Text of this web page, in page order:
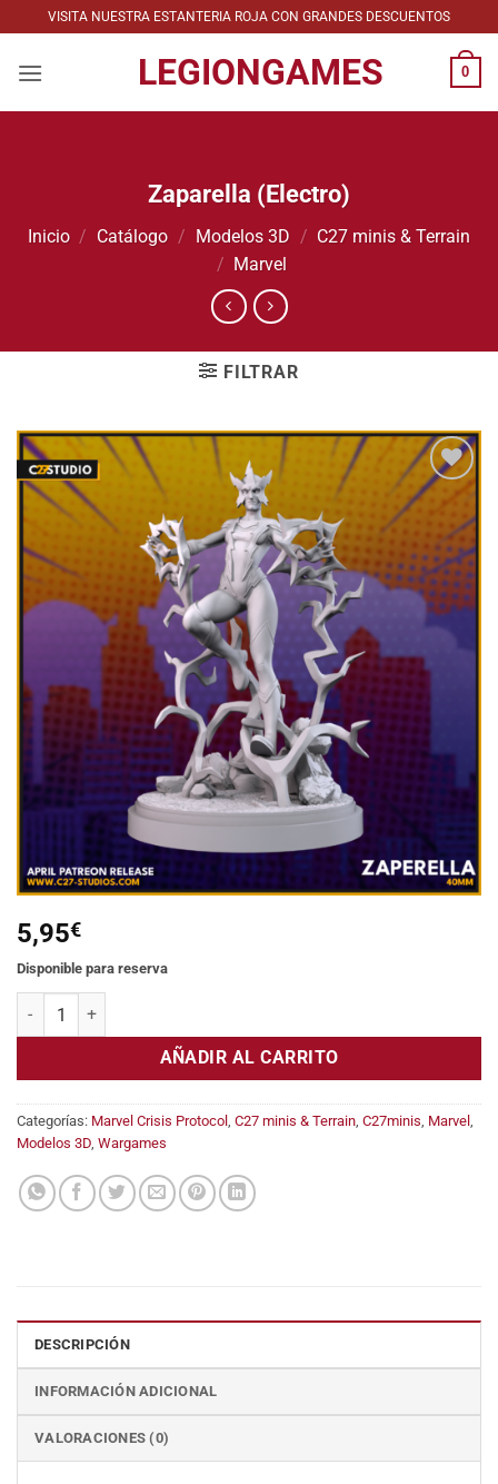
al
contenido
VISITA NUESTRA ESTANTERIA ROJA CON GRANDES DESCUENTOS
LEGIONGAMES 0
Zaparella (Electro)
Inicio / Catálogo / Modelos 3D / C27 minis & Terrain
/ Marvel
FILTRAR
Añadir
a la
lista de
deseos
5,95€
Disponible para reserva
Zaparella (Electro) cantidad
AÑADIR AL CARRITO
Categorías: Marvel Crisis Protocol C27 minis & Terrain C27minis Marvel
Modelos 3D Wargames
DESCRIPCIÓN
INFORMACIÓN ADICIONAL
VALORACIONES (0)